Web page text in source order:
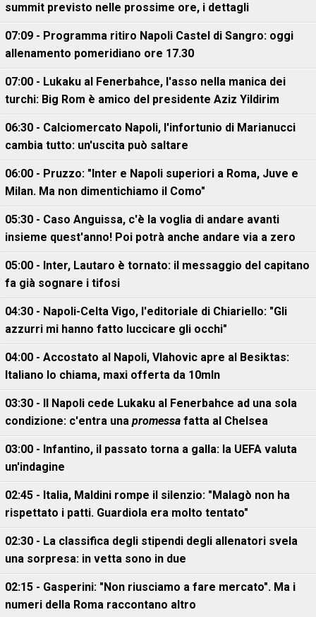
summit previsto nelle prossime ore, i dettagli
07:09 - Programma ritiro Napoli Castel di Sangro: oggi
allenamento pomeridiano ore 17.30
07:00 - Lukaku al Fenerbahce, l'asso nella manica dei
turchi: Big Rom è amico del presidente Aziz Yildirim
06:30 - Calciomercato Napoli, l'infortunio di Marianucci
cambia tutto: un'uscita può saltare
06:00 - Pruzzo: "Inter e Napoli superiori a Roma, Juve e
Milan. Ma non dimentichiamo il Como"
05:30 - Caso Anguissa, c'è la voglia di andare avanti
insieme quest'anno! Poi potrà anche andare via a zero
05:00 - Inter, Lautaro è tornato: il messaggio del capitano
fa già sognare i tifosi
04:30 - Napoli-Celta Vigo, l'editoriale di Chiariello: "Gli
azzurri mi hanno fatto luccicare gli occhi"
04:00 - Accostato al Napoli, Vlahovic apre al Besiktas:
Italiano lo chiama, maxi offerta da 10mln
03:30 - Il Napoli cede Lukaku al Fenerbahce ad una sola
condizione: c'entra una promessa fatta al Chelsea
03:00 - Infantino, il passato torna a galla: la UEFA valuta
un'indagine
02:45 - Italia, Maldini rompe il silenzio: "Malagò non ha
rispettato i patti. Guardiola era molto tentato"
02:30 - La classifica degli stipendi degli allenatori svela
una sorpresa: in vetta sono in due
02:15 - Gasperini: "Non riusciamo a fare mercato". Ma i
numeri della Roma raccontano altro